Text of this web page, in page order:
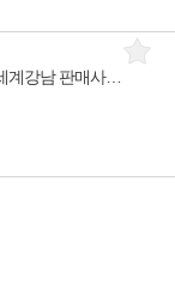
[미우미우] 명품 MIUMIU 신세계본점/현대코엑스/신세계강남 판매사원 채용